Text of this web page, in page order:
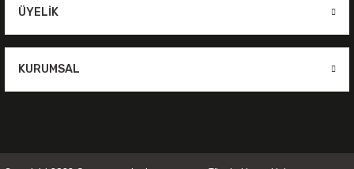
ÜYELIK
KURUMSAL